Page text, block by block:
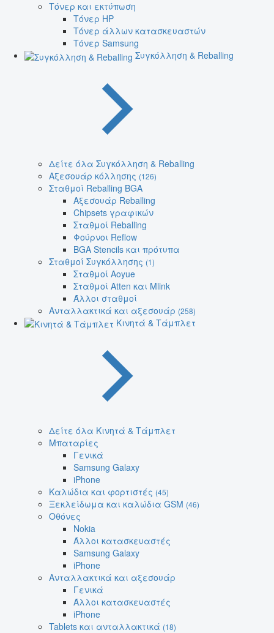
Τόνερ και εκτύπωση
Τόνερ HP
Τόνερ άλλων κατασκευαστών
Τόνερ Samsung
Συγκόλληση & Reballing
Δείτε όλα Συγκόλληση & Reballing
Αξεσουάρ κόλλησης (126)
Σταθμοί Reballing BGA
Αξεσουάρ Reballing
Chipsets γραφικών
Σταθμοί Reballing
Φούρνοι Reflow
BGA Stencils και πρότυπα
Σταθμοί Συγκόλλησης (1)
Σταθμοί Aoyue
Σταθμοί Atten και Mlink
Άλλοι σταθμοί
Ανταλλακτικά και αξεσουάρ (258)
Κινητά & Τάμπλετ
Δείτε όλα Κινητά & Τάμπλετ
Μπαταρίες
Γενικά
Samsung Galaxy
iPhone
Καλώδια και φορτιστές (45)
Ξεκλείδωμα και καλώδια GSM (46)
Οθόνες
Nokia
Άλλοι κατασκευαστές
Samsung Galaxy
iPhone
Ανταλλακτικά και αξεσουάρ
Γενικά
Άλλοι κατασκευαστές
iPhone
Tablets και ανταλλακτικά (18)